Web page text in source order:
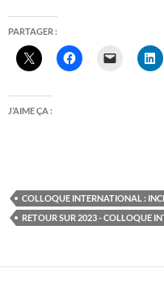
PARTAGER :
J’AIME ÇA :
COLLOQUE INTERNATIONAL :
RETOUR SUR 2023 - COLLOQUE